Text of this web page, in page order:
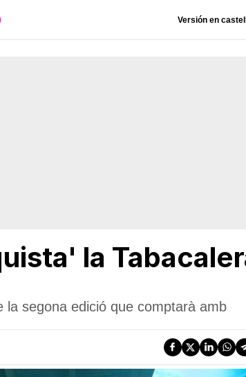
Versión en
la
la segona edició que comptarà amb